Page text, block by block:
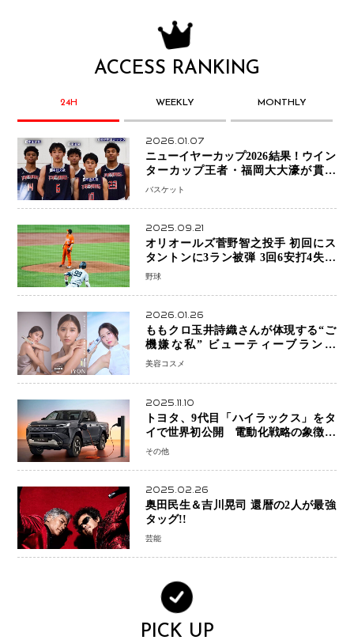
ACCESS RANKING
24H WEEKLY MONTHLY
2026.01.07
ニューイヤーカップ2026結果！ウイン
ターカップ王者・福岡大大濠が貫禄
V！ 東山は“背番号継承”で新たな物語
バスケット
2025.09.21
オリオールズ菅野智之投手 初回にス
タントンに3ラン被弾 3回6安打4失点
で降板
野球
2026.01.26
ももクロ玉井詩織さんが体現する“ご
機嫌な私” ビューティーブランド
「iYON」が描く新しいスキンケア体
美容コスメ
2025.11.10
トヨタ、9代目「ハイラックス」をタ
イで世界初公開 電動化戦略の象徴と
なるBEVモデルを初設定
その他
2025.02.26
奥田民生＆吉川晃司 還暦の2人が最強
タッグ!!
芸能
PICK UP